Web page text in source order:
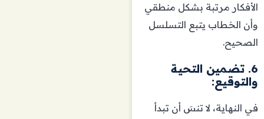
الأفكار مرتبة بشكل منطقي
وأن الخطاب يتبع التسلسل
الصحيح.
6. تضمين التحية
والتوقيع:
في النهاية، لا تنسَ أن تبدأ